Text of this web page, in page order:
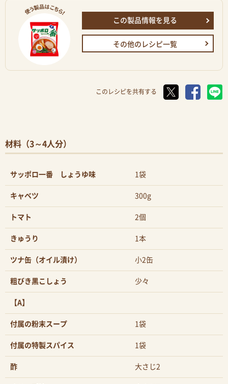
この製品情報を見る
その他のレシピ一覧
このレシピを共有する
材料（3～4人分）
サッポロ一番 しょうゆ味 1袋
キャベツ 300g
トマト 2個
きゅうり 1本
ツナ缶（オイル漬け） 小2缶
粗びき黒こしょう 少々
【A】
付属の粉末スープ 1袋
付属の特製スパイス 1袋
酢 大さじ2